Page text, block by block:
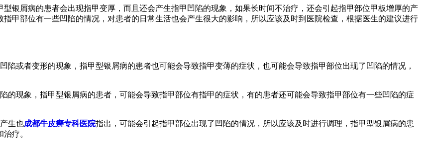
银屑病的患者会出现指甲变厚，而且还会产生指甲凹陷的现象，如果长时间不治疗，还会引起指甲部位甲板增厚的产
甲部位有一些凹陷的情况，对患者的日常生活也会产生很大的影响，所以应该及时到医院检查，根据医生的建议进行
或者变形的现象，指甲型银屑病的患者也可能会导致指甲变薄的症状，也可能会导致指甲部位出现了凹陷的情况，
的现象，指甲型银屑病的患者，可能会导致指甲部位有指甲的症状，有的患者还可能会导致指甲部位有一些凹陷的症
生也成都牛皮癣专科医院指出，可能会引起指甲部位出现了凹陷的情况，所以应该及时进行调理，指甲型银屑病的患
疗。